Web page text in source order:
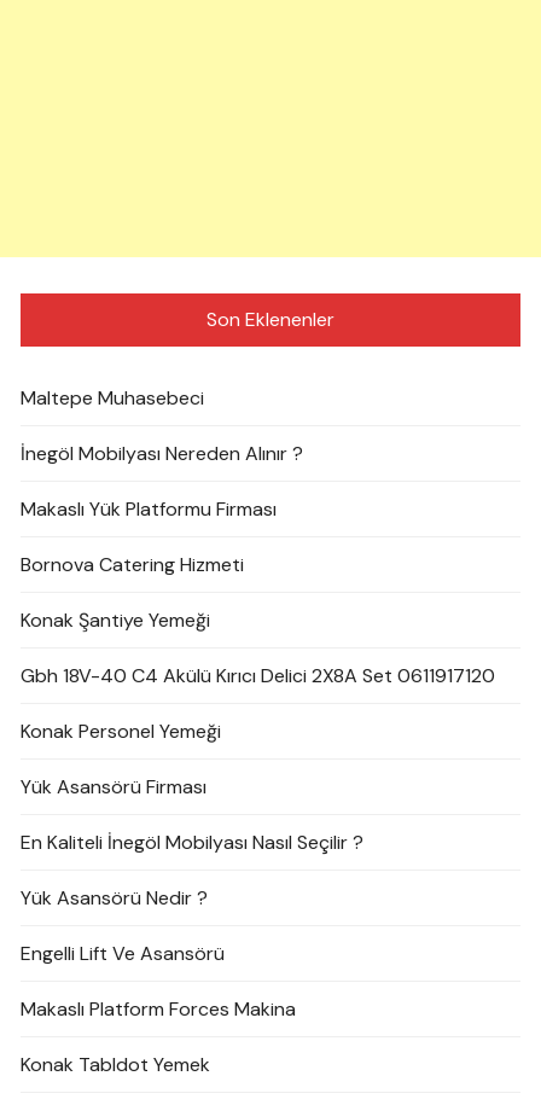
Son Eklenenler
Maltepe Muhasebeci
İnegöl Mobilyası Nereden Alınır ?
Makaslı Yük Platformu Firması
Bornova Catering Hizmeti
Konak Şantiye Yemeği
Gbh 18V-40 C4 Akülü Kırıcı Delici 2X8A Set 0611917120
Konak Personel Yemeği
Yük Asansörü Firması
En Kaliteli İnegöl Mobilyası Nasıl Seçilir ?
Yük Asansörü Nedir ?
Engelli Lift Ve Asansörü
Makaslı Platform Forces Makina
Konak Tabldot Yemek